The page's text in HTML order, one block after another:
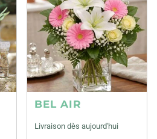
BEL AIR
Livraison dès aujourd'hui